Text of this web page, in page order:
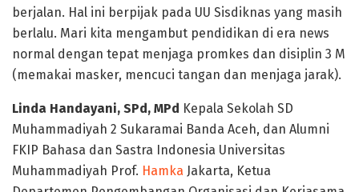
berjalan. Hal ini berpijak pada UU Sisdiknas yang masih
berlalu. Mari kita mengambut pendidikan di era news
normal dengan tepat menjaga promkes dan disiplin 3 M
(memakai masker, mencuci tangan dan menjaga jarak).
Linda Handayani, SPd, MPd Kepala Sekolah SD
Muhammadiyah 2 Sukaramai Banda Aceh, dan Alumni
FKIP Bahasa dan Sastra Indonesia Universitas
Muhammadiyah Prof. Hamka Jakarta, Ketua